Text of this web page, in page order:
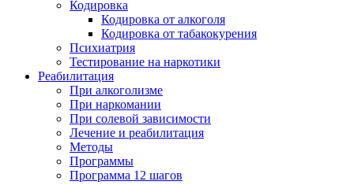
Кодировка
Кодировка от алкоголя
Кодировка от табакокурения
Психиатрия
Тестирование на наркотики
Реабилитация
При алкоголизме
При наркомании
При солевой зависимости
Лечение и реабилитация
Методы
Программы
Программа 12 шагов